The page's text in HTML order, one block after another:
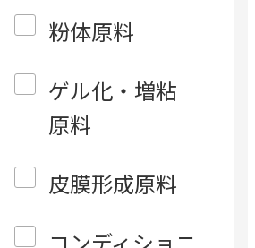
粉体原料
ゲル化・増粘
原料
皮膜形成原料